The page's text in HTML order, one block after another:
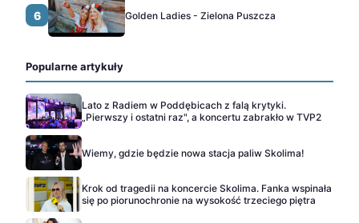
6 Golden Ladies - Zielona Puszcza
Popularne artykuły
Lato z Radiem w Poddębicach z falą krytyki.
„Pierwszy i ostatni raz", a koncertu zabrakło w TVP2
Wiemy, gdzie będzie nowa stacja paliw Skolima!
Krok od tragedii na koncercie Skolima. Fanka wspinała
się po piorunochronie na wysokość trzeciego piętra